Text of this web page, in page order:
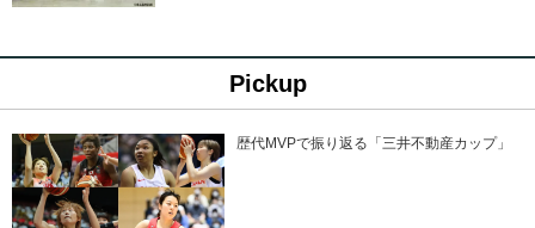
Pickup
歴代MVPで振り返る「三井不動産カップ」